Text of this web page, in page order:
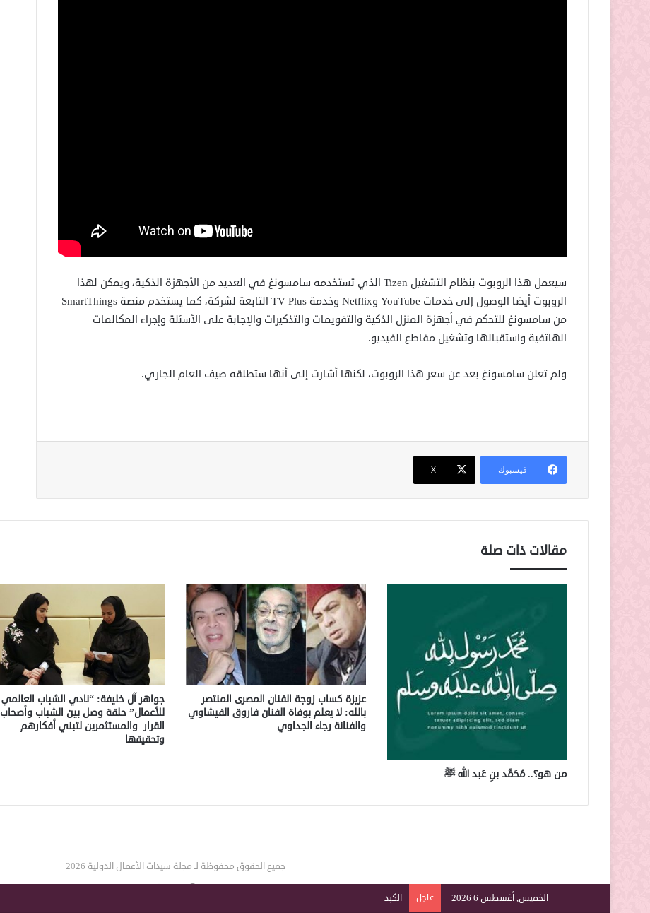
الخميس, أغسطس 6 2026 عاجل الكبد عضو صامت.. 8 إشارات تكشف تدهور وظائفه
سيعمل هذا الروبوت بنظام التشغيل Tizen الذي تستخدمه سامسونغ في العديد من الأجهزة الذكية، ويمكن لهذا
الروبوت أيضا الوصول إلى خدمات YouTube وNetflix وخدمة TV Plus التابعة لشركة، كما يستخدم منصة SmartThings
من سامسونغ للتحكم في أجهزة المنزل الذكية والتقويمات والتذكيرات والإجابة على الأسئلة وإجراء المكالمات
الهاتفية واستقبالها وتشغيل مقاطع الفيديو.
ولم تعلن سامسونغ بعد عن سعر هذا الروبوت، لكنها أشارت إلى أنها ستطلقه صيف العام الجاري.
فيسبوك ‫X
مقالات ذات صلة
من هو؟.. مُحَمَّد بنِ عَبد الله ﷺ
عزيزة كساب زوجة الفنان المصرى المنتصر
بالله: لا يعلم بوفاة الفنان فاروق الفيشاوي
والفنانة رجاء الجداوي
جواهر آل خليفة: “نادي الشباب العالمي
للأعمال” حلقة وصل بين الشباب وأصحاب
القرار والمستثمرين لتبني أفكارهم
وتحقيقها
جميع الحقوق محفوظة لـ مجلة سيدات الأعمال الدولية 2026
فيسبوك
‫X انستقرام